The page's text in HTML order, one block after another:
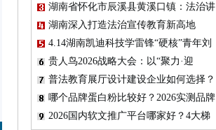
生菌品牌深度横评，这几款真能平衡菌
群
湖南省怀化市辰溪县黄溪口镇：法治讲
座进校园，国家安全记心间
湖南深入打造法治宣传教育新高地
4.14湖南凯迪科技学雷锋“硬核”青年刘
诚： 实干笃行显担当
贵人鸟2026战略大会：以“聚力·迎
变”开启新增长周期
普法教育展厅设计建设企业如何选择？
哪个品牌蛋白粉比较好？2026实测品牌
蛋白粉：高纯吸收天花板
2026国内软文推广平台哪家好？4大梯